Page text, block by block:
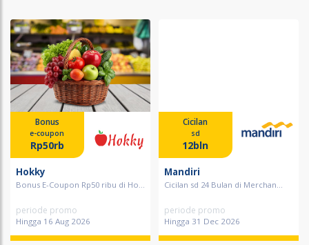
Bonus
e-coupon
Rp50rb
Hokky
Bonus E-Coupon Rp50 ribu di Ho...
periode promo
Hingga 16 Aug 2026
Cicilan
sd
12bln
Mandiri
Cicilan sd 24 Bulan di Merchan...
periode promo
Hingga 31 Dec 2026